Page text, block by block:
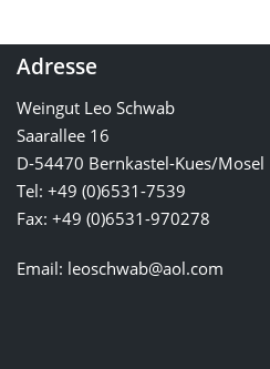
Adresse
Weingut Leo Schwab
Saarallee 16
D-54470 Bernkastel-Kues/Mosel
Tel: +49 (0)6531-7539
Fax: +49 (0)6531-970278
Email: leoschwab@aol.com